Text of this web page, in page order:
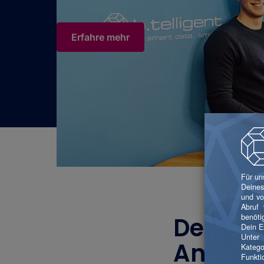
Erfahre mehr
Dein